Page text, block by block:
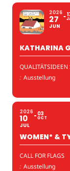
2026
27
JUN
KATHARINA
: Ausstellung
2026
10
JUL
03
OCT
WOMEN* &
CALL FOR FLAGS
: Ausstellung